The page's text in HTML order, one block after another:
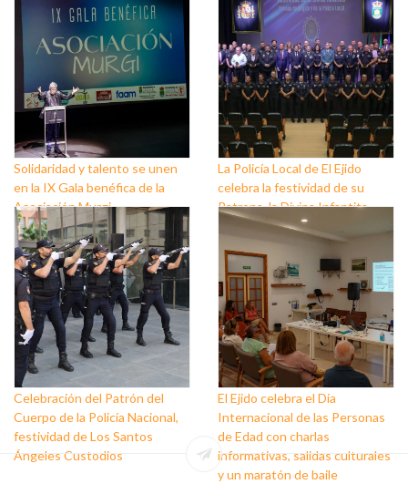
Solidaridad y talento se unen
en la IX Gala benéfica de la
Asociación Murgi
La Policía Local de El Ejido
celebra la festividad de su
Patrona, la Divina Infantita
Celebración del Patrón del
Cuerpo de la Policía Nacional,
festividad de Los Santos
Ángeles Custodios
El Ejido celebra el Día
Internacional de las Personas
de Edad con charlas
informativas, salidas culturales
y un maratón de baile